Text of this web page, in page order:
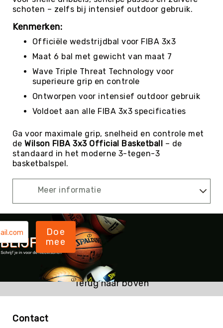
Scouting/Outdoor
Slacklinen
Skate
Sporten
Speedbadminton
Spikeball
Squash
Steppen
Tafeltennis
Tafelvoetbal
Tchouks
Teambuilding
Tennis
Trampolinespringen
Trefbal
Trendsporten
schoten – zelfs bij intensief outdoor gebruik.
Kenmerken:
Officiële wedstrijdbal voor FIBA 3x3
Maat 6 bal met gewicht van maat 7
Wave Triple Threat Technology voor
superieure grip en controle
Ontworpen voor intensief outdoor gebruik
Voldoet aan alle FIBA 3x3 specificaties
Ga voor maximale grip, snelheid en controle met
deWilson FIBA 3x3 Official Basketball – de
standaard in het moderne 3-tegen-3
basketbalspel.
Meer informatie
Doe
mee
Terug naar boven
Contact